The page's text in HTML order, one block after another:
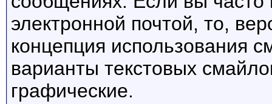
электронной почтой, то,
концепция использования
варианты текстовых
графические.